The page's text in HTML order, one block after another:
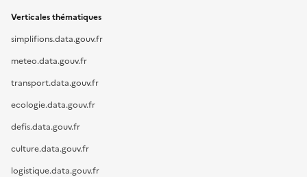
Verticales thématiques
simplifions.data.gouv.fr
meteo.data.gouv.fr
transport.data.gouv.fr
ecologie.data.gouv.fr
defis.data.gouv.fr
culture.data.gouv.fr
logistique.data.gouv.fr